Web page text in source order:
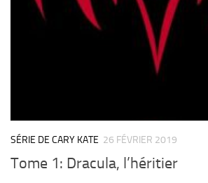
SÉRIE DE CARY KATE 26 FÉVRIER 2019
Tome 1: Dracula, l’héritier